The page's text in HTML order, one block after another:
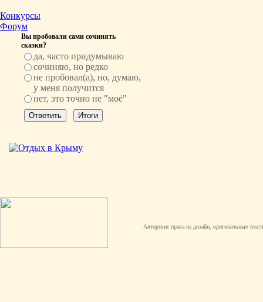
Конкурсы
Форум
Вы пробовали сами сочинять
сказки?
да, часто придумываю
сочиняю, но редко
не пробовал(а), но, думаю,
у меня получится
нет, это точно не "моё"
Авторские права на дизайн, оригинальные